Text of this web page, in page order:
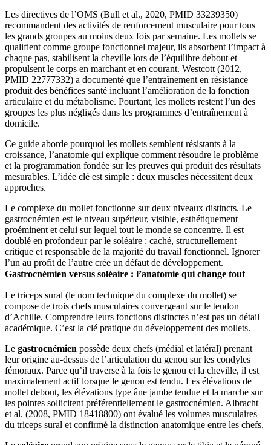
Les directives de l’OMS (Bull et al., 2020, PMID 33239350)
recommandent des activités de renforcement musculaire pour tous
les grands groupes au moins deux fois par semaine. Les mollets se
qualifient comme groupe fonctionnel majeur, ils absorbent l’impact à
chaque pas, stabilisent la cheville lors de l’équilibre debout et
propulsent le corps en marchant et en courant. Westcott (2012,
PMID 22777332) a documenté que l’entraînement en résistance
produit des bénéfices santé incluant l’amélioration de la fonction
articulaire et du métabolisme. Pourtant, les mollets restent l’un des
groupes les plus négligés dans les programmes d’entraînement à
domicile.
Ce guide aborde pourquoi les mollets semblent résistants à la
croissance, l’anatomie qui explique comment résoudre le problème
et la programmation fondée sur les preuves qui produit des résultats
mesurables. L’idée clé est simple : deux muscles nécessitent deux
approches.
Le complexe du mollet fonctionne sur deux niveaux distincts. Le
gastrocnémien est le niveau supérieur, visible, esthétiquement
proéminent et celui sur lequel tout le monde se concentre. Il est
doublé en profondeur par le soléaire : caché, structurellement
critique et responsable de la majorité du travail fonctionnel. Ignorer
l’un au profit de l’autre crée un défaut de développement.
Gastrocnémien versus soléaire : l’anatomie qui change tout
Le triceps sural (le nom technique du complexe du mollet) se
compose de trois chefs musculaires convergeant sur le tendon
d’Achille. Comprendre leurs fonctions distinctes n’est pas un détail
académique. C’est la clé pratique du développement des mollets.
Le gastrocnémien possède deux chefs (médial et latéral) prenant
leur origine au-dessus de l’articulation du genou sur les condyles
fémoraux. Parce qu’il traverse à la fois le genou et la cheville, il est
maximalement actif lorsque le genou est tendu. Les élévations de
mollet debout, les élévations type âne jambe tendue et la marche sur
les pointes sollicitent préférentiellement le gastrocnémien. Albracht
et al. (2008, PMID 18418800) ont évalué les volumes musculaires
du triceps sural et confirmé la distinction anatomique entre les chefs.